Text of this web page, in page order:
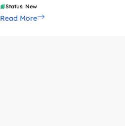
Status: New
Read More